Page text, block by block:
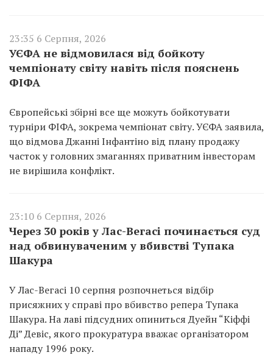
23:35 6 Серпня, 2026
УЄФА не відмовилася від бойкоту
чемпіонату світу навіть після пояснень
ФІФА
Європейські збірні все ще можуть бойкотувати
турніри ФІФА, зокрема чемпіонат світу. УЄФА заявила,
що відмова Джанні Інфантіно від плану продажу
часток у головних змаганнях приватним інвесторам
не вирішила конфлікт.
23:10 6 Серпня, 2026
Через 30 років у Лас-Вегасі починається суд
над обвинуваченим у вбивстві Тупака
Шакура
У Лас-Вегасі 10 серпня розпочнеться відбір
присяжних у справі про вбивство репера Тупака
Шакура. На лаві підсудних опиниться Дуейн “Кіффі
Ді” Девіс, якого прокуратура вважає організатором
нападу 1996 року.